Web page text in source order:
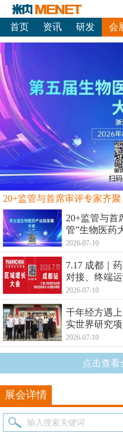
首页 资讯 研发 会
20+监管与首
管”生物医药
2026-07-10
7.17 成都｜
对接、终端
2026-07-10
千年经方遇
实世界研究
2026-07-10
点击查看
展会详情